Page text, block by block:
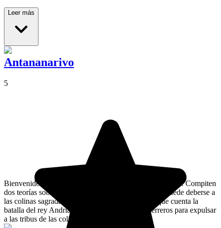
Leer más
Antananarivo
5
Bienvenidos a la capital malgache, la «ciudad de los mil». Compiten
dos teorías sobre el origen del nombre de la ciudad: puede deberse a
las colinas sagradas que la rodean, o a la leyenda que cuenta la
batalla del rey Andrianjaka, que reunió a mil guerreros para expulsar
a las tribus de las colinas.